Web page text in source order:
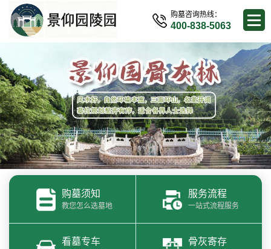
购墓咨询热线：
400-838-5063
购墓须知
教您怎么选墓地
服务流程
一站式流程服务
看墓专车 骨灰寄存